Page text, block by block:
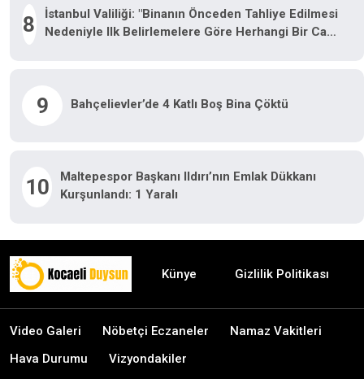
8
İstanbul Valiliği: "Binanın Önceden Tahliye Edilmesi
Nedeniyle Ilk Belirlemelere Göre Herhangi Bir Can
9 Bahçelievler’de 4 Katlı Boş Bina Çöktü
10
Maltepespor Başkanı Ildırı’nın Emlak Dükkanı
Kurşunlandı: 1 Yaralı
Künye Gizlilik Politikası
Video Galeri Nöbetçi Eczaneler
Namaz Vakitleri
Hava Durumu
Vizyondakiler